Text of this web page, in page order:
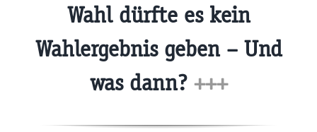
Wahl dürfte es kein
Wahlergebnis geben – Und
was dann? +++